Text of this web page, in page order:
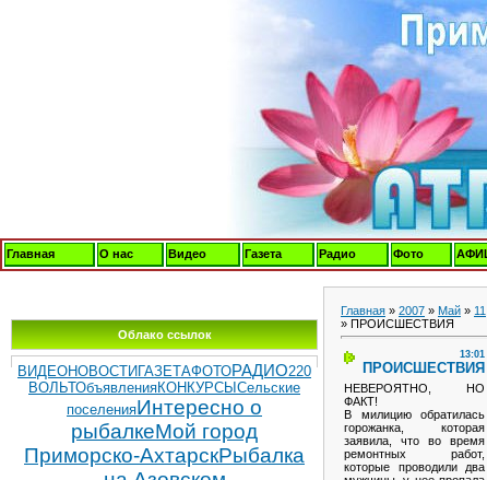
Главная О нас Видео Газета Радио Фото
Облако ссылок
ВИДЕОНОВОСТИ ГАЗЕТАФОТОРАДИО220
ВОЛЬТОбъявленияКОНКУРСЫ Сельские
поселенияИнтересно о
рыбалкеМой город
Приморско-АхтарскРыбалка
Главная » 2007 » Май » 11
» ПРОИСШЕСТВИЯ
13:01
ПРОИСШЕСТВИЯ
НЕВЕРОЯТНО, НО
ФАКТ!
В милицию обратилась
горожанка, которая
заявила, что во время
ремонтных работ,
которые проводили два